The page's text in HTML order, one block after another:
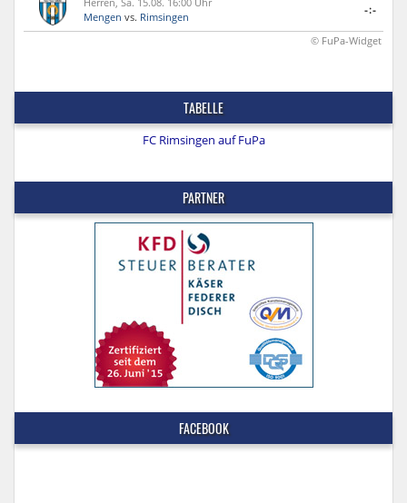
Mengen vs. Rimsingen
-:-
© FuPa-Widget
TABELLE
FC Rimsingen auf FuPa
PARTNER
FACEBOOK